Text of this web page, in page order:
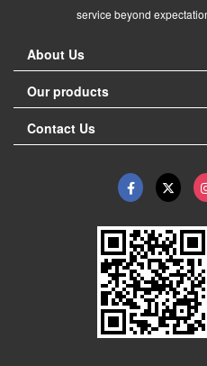
service beyond
About Us
Our products
Contact Us